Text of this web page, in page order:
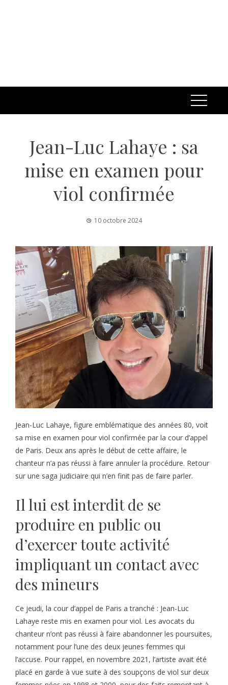
Jean-Luc Lahaye : sa
mise en examen pour
viol confirmée
10 octobre 2024
Jean-Luc Lahaye, figure emblématique des années 80, voit
sa mise en examen pour viol confirmée par la cour d’appel
de Paris. Deux ans après le début de cette affaire, le
chanteur n’a pas réussi à faire annuler la procédure. Retour
sur une saga judiciaire qui n’en finit pas de faire parler.
Il lui est interdit de se
produire en public ou
d’exercer toute activité
impliquant un contact avec
des mineurs
Ce jeudi, la cour d’appel de Paris a tranché : Jean-Luc
Lahaye reste mis en examen pour viol. Les avocats du
chanteur n’ont pas réussi à faire abandonner les poursuites,
notamment pour l’une des deux jeunes femmes qui
l’accuse. Pour rappel, en novembre 2021, l’artiste avait été
placé en garde à vue suite à des soupçons de viol sur deux